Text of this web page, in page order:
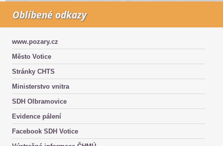
Oblíbené odkazy
www.pozary.cz
Město Votice
Stránky CHTS
Ministerstvo vnitra
SDH Olbramovice
Evidence pálení
Facebook SDH Votice